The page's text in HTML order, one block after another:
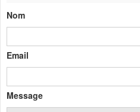
Nom
Email
Message